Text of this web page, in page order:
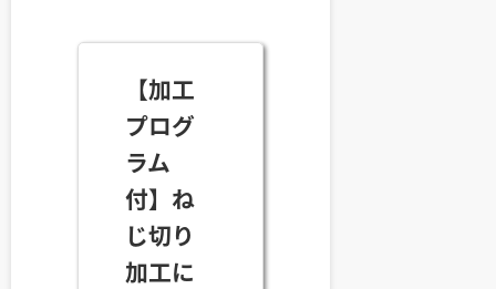
【加工
プログ
ラム
付】ね
じ切り
加工に